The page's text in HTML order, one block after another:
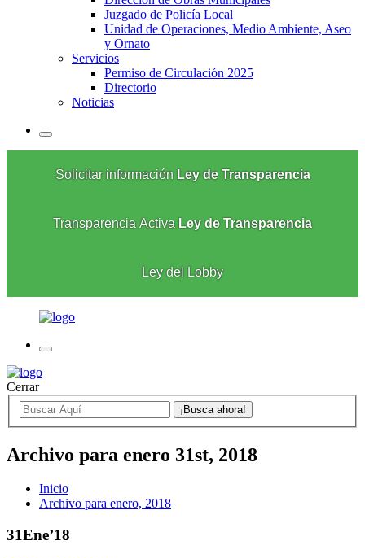
Juzgado de Policía Local
Unidad de Operaciones, Medio Ambiente, Aseo
y Ornato
Servicios
Permiso de Circulación 2025
Directorio
Noticias
Solicitar información Ley de Transparencia
Transparencia Activa Ley de Transparencia
Ley del Lobby
Cerrar
Archivo para enero 31st, 2018
Inicio
Archivo para enero, 2018
31Ene’18